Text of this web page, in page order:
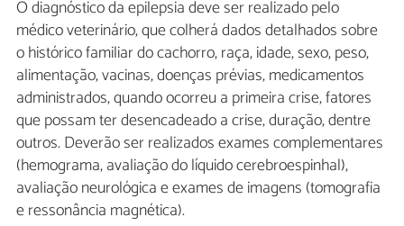
O diagnóstico da epilepsia deve ser realizado pelo
médico veterinário, que colherá dados detalhados sobre
o histórico familiar do cachorro, raça, idade, sexo, peso,
alimentação, vacinas, doenças prévias, medicamentos
administrados, quando ocorreu a primeira crise, fatores
que possam ter desencadeado a crise, duração, dentre
outros. Deverão ser realizados exames complementares
(hemograma, avaliação do líquido cerebroespinhal),
avaliação neurológica e exames de imagens (tomografia
e ressonância magnética).